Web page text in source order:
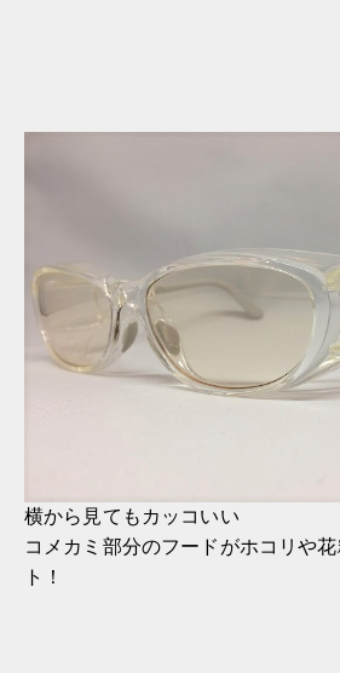
横から見てもカッコいい
コメカミ部分のフードがホコリや
ト！